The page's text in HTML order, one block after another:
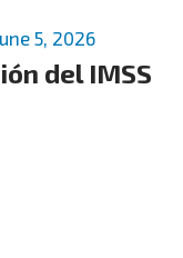
5, 2026
del IMSS